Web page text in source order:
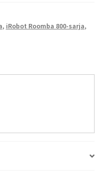
, iRobot Roomba 800-sarja,